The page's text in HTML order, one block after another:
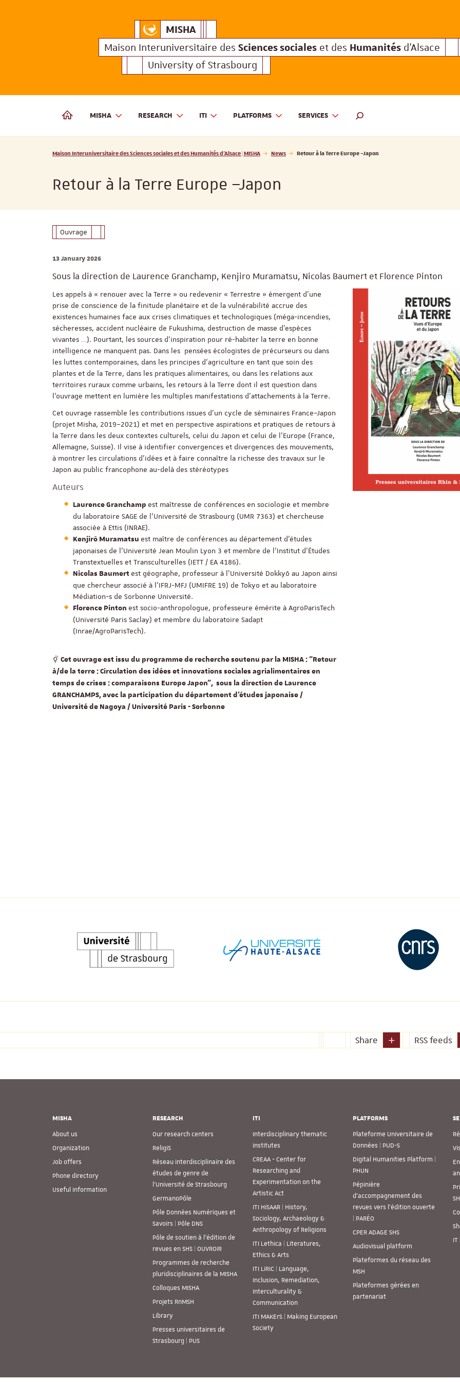
MISHAMaison Interuniversitaire des
Maison Interuniversitaire des Sciences sociales et des Humanités d'Alsace
University of Strasbourg
MAISON INTERUNIVERSITAIRE DES SCIENCES SOCIALES ET DES HUMANITÉS D'ALSACE | MISHA
MISHA RESEARCH ITI PLATFORMS SERVICES
SEARCH ENGINE
Maison Interuniversitaire des
Vous êtes ici :
Maison Interuniversitaire des Sciences sociales et des Humanités d'Alsace | MISHA News Retour à la Terre Europe –Japon
Retour à la Terre Europe –Japon
Ouvrage
13 January 2026
Sous la direction de Laurence Granchamp, Kenjiro Muramatsu, Nicolas Baumert et Florence Pinton
Les appels à « renouer avec la Terre » ou redevenir « Terrestre » émergent d’une
prise de conscience de la finitude planétaire et de la vulnérabilité accrue des
existences humaines face aux crises climatiques et technologiques (méga-incendies,
sécheresses, accident nucléaire de Fukushima, destruction de masse d’espèces
vivantes …). Pourtant, les sources d’inspiration pour ré-habiter la terre en bonne
intelligence ne manquent pas. Dans les pensées écologistes de précurseurs ou dans
les luttes contemporaines, dans les principes d’agriculture en tant que soin des
plantes et de la Terre, dans les pratiques alimentaires, ou dans les relations aux
territoires ruraux comme urbains, les retours à la Terre dont il est question dans
l’ouvrage mettent en lumière les multiples manifestations d’attachements à la Terre.
Cet ouvrage rassemble les contributions issues d’un cycle de séminaires France–Japon
(projet Misha, 2019–2021) et met en perspective aspirations et pratiques de retours à
la Terre dans les deux contextes culturels, celui du Japon et celui de l’Europe (France,
Allemagne, Suisse). Il vise à identifier convergences et divergences des mouvements,
à montrer les circulations d’idées et à faire connaître la richesse des travaux sur le
Japon au public francophone au-delà des stéréotypes
Auteurs
Laurence Granchamp est maîtresse de conférences en sociologie et membre
du laboratoire SAGE de l’Université de Strasbourg (UMR 7363) et chercheuse
associée à Ettis (INRAE).
Kenjirō Muramatsu est maître de conférences au département d’études
japonaises de l’Université Jean Moulin Lyon 3 et membre de l’Institut d’Études
Transtextuelles et Transculturelles (IETT / EA 4186).
Nicolas Baumert est géographe, professeur à l’Université Dokkyō au Japon ainsi
que chercheur associé à l’IFRJ-MFJ (UMIFRE 19) de Tokyo et au laboratoire
Médiation-s de Sorbonne Université.
Florence Pinton est socio-anthropologue, professeure émérite à AgroParisTech
(Université Paris Saclay) et membre du laboratoire Sadapt
(Inrae/AgroParisTech).
Cet ouvrage est issu du programme de recherche soutenu par la MISHA : “Retour
à/de la terre : Circulation des idées et innovations sociales agrialimentaires en
temps de crises : comparaisons Europe Japon”, sous la direction de Laurence
GRANCHAMPS, avec la participation du département d’études japonaise /
Université de Nagoya / Université Paris - Sorbonne
Financement
Share RSS feeds
MISHA
About us
Organization
Job offers
Phone directory
Useful information
RESEARCH
Our research centers
ReligiS
Réseau interdisciplinaire des
études de genre de
l’Université de Strasbourg
GermanoPôle
Pôle Données Numériques et
Savoirs | Pôle DNS
Pôle de soutien à l’édition de
revues en SHS | OUVROIR
Programmes de recherche
pluridisciplinaires de la MISHA
Colloques MISHA
Projets RnMSH
Library
Presses universitaires de
Strasbourg | PUS
ITI
Interdisciplinary thematic
institutes
CREAA - Center for
Researching and
Experimentation on the
Artistic Act
ITI HiSAAR | History,
Sociology, Archaeology &
Anthropology of Religions
ITI Lethica | Literatures,
Ethics & Arts
ITI LiRiC | Language,
Inclusion, Remediation,
Interculturality &
Communication
ITI MAKErS | Making European
Society
PLATFORMS
Plateforme Universitaire de
Données | PUD-S
Digital Humanities Platform |
PHUN
Pépinière
d’accompagnement des
revues vers l’édition ouverte
| PARÉO
CPER ADAGE SHS
Audiovisual platform
Plateformes du réseau des
MSH
Plateformes gérées en
partenariat